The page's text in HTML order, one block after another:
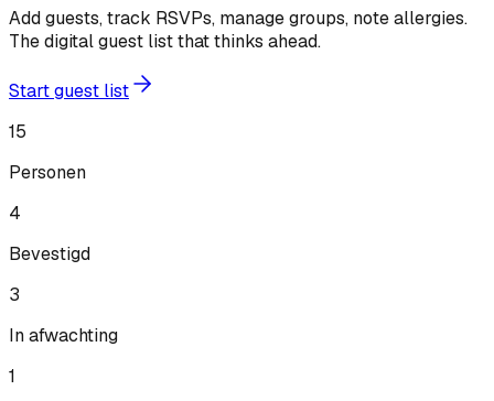
Add guests, track RSVPs, manage groups, note allergies.
The digital guest list that thinks ahead.
Start guest list
15
Personen
4
Bevestigd
3
In afwachting
1